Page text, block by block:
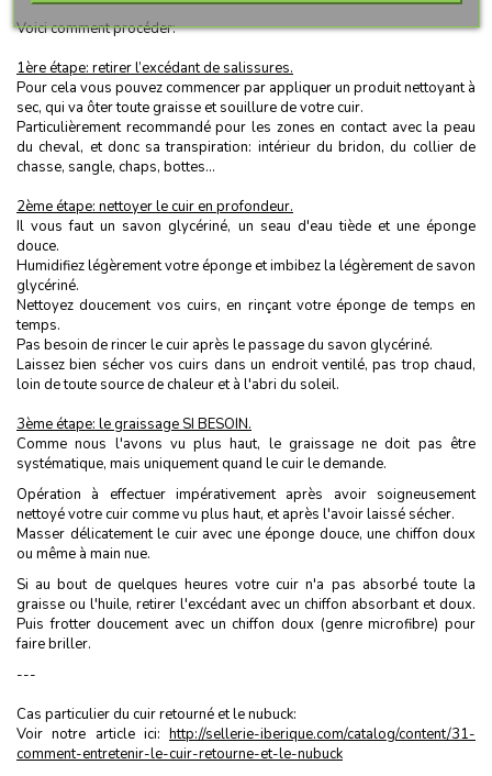
Voici comment procéder:
1ère étape: retirer l’excédant de salissures.
Pour cela vous pouvez commencer par appliquer un produit nettoyant à
sec, qui va ôter toute graisse et souillure de votre cuir.
Particulièrement recommandé pour les zones en contact avec la peau
du cheval, et donc sa transpiration: intérieur du bridon, du collier de
chasse, sangle, chaps, bottes...
2ème étape: nettoyer le cuir en profondeur.
Il vous faut un savon glycériné, un seau d'eau tiède et une éponge
douce.
Humidifiez légèrement votre éponge et imbibez la légèrement de savon
glycériné.
Nettoyez doucement vos cuirs, en rinçant votre éponge de temps en
temps.
Pas besoin de rincer le cuir après le passage du savon glycériné.
Laissez bien sécher vos cuirs dans un endroit ventilé, pas trop chaud,
loin de toute source de chaleur et à l'abri du soleil.
3ème étape: le graissage SI BESOIN.
Comme nous l'avons vu plus haut, le graissage ne doit pas être
systématique, mais uniquement quand le cuir le demande.
Opération à effectuer impérativement après avoir soigneusement
nettoyé votre cuir comme vu plus haut, et après l'avoir laissé sécher.
Masser délicatement le cuir avec une éponge douce, une chiffon doux
ou même à main nue.
Si au bout de quelques heures votre cuir n'a pas absorbé toute la
graisse ou l'huile, retirer l'excédant avec un chiffon absorbant et doux.
Puis frotter doucement avec un chiffon doux (genre microfibre) pour
faire briller.
---
Cas particulier du cuir retourné et le nubuck:
Voir notre article ici: http://sellerie-iberique.com/catalog/content/31-
comment-entretenir-le-cuir-retourne-et-le-nubuck